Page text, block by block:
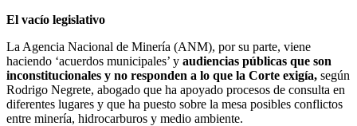
El vacío legislativo
La Agencia Nacional de Minería (ANM), por su parte, viene
haciendo ‘acuerdos municipales’ y audiencias públicas que son
inconstitucionales y no responden a lo que la Corte exigía, según
Rodrigo Negrete, abogado que ha apoyado procesos de consulta en
diferentes lugares y que ha puesto sobre la mesa posibles conflictos
entre minería, hidrocarburos y medio ambiente.